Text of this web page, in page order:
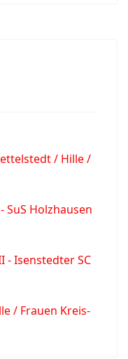
/ Hille /
SuS Holzhausen
- Isenstedter SC
/ Frauen Kreis-